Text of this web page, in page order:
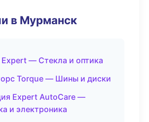
в Мурманск
— Стекла и оптика
Torque — Шины и диски
Expert AutoCare —
и электроника